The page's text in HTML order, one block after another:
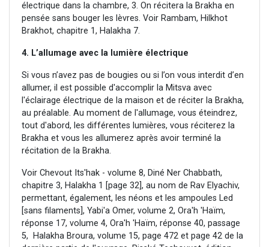
électrique dans la chambre, 3. On récitera la Brakha en
pensée sans bouger les lèvres. Voir Rambam, Hilkhot
Brakhot, chapitre 1, Halakha 7.
4. L’allumage avec la lumière électrique
Si vous n’avez pas de bougies ou si l’on vous interdit d’en
allumer, il est possible d'accomplir la Mitsva avec
l'éclairage électrique de la maison et de réciter la Brakha,
au préalable. Au moment de l'allumage, vous éteindrez,
tout d'abord, les différentes lumières, vous réciterez la
Brakha et vous les allumerez après avoir terminé la
récitation de la Brakha.
Voir Chevout Its'hak - volume 8, Diné Ner Chabbath,
chapitre 3, Halakha 1 [page 32], au nom de Rav Elyachiv,
permettant, également, les néons et les ampoules Led
[sans filaments], Yabi'a Omer, volume 2, Ora'h 'Haïm,
réponse 17, volume 4, Ora'h 'Haïm, réponse 40, passage
5, Halakha Broura, volume 15, page 472 et page 42 de la